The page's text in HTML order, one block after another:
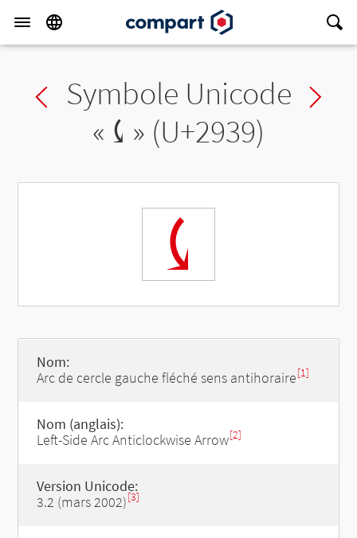
Previous char
Symbole Unicode
« ⤹ » (U+2939)
⤹
Nom:
Arc de cercle gauche fléché sens antihoraire[1]
Nom (anglais):
Left-Side Arc Anticlockwise Arrow[2]
Version Unicode:
3.2 (mars 2002)[3]